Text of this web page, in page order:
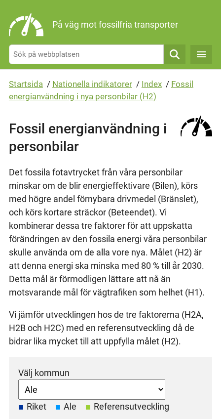
På väg mot fossilfria transporter
Sök
Startsida / Nationella indikatorer / Index / Fossil
energianvändning i nya personbilar (H2)
Fossil energianvändning i
personbilar
Det fossila fotavtrycket från våra personbilar
minskar om de blir energieffektivare (Bilen), körs
med högre andel förnybara drivmedel (Bränslet),
och körs kortare sträckor (Beteendet). Vi
kombinerar dessa tre faktorer för att uppskatta
förändringen av den fossila energi våra personbilar
skulle använda om de alla vore nya. Målet (H2) är
att denna energi ska minska med 80 % till år 2030.
Detta mål är förmodligen lättare att nå än
motsvarande mål för vägtrafiken som helhet (H1).
Vi jämför utvecklingen hos de tre faktorerna (H2A,
H2B och H2C) med en referensutveckling då de
bidrar lika mycket till att uppfylla målet (H2).
Välj kommun
Riket Ale Referensutveckling